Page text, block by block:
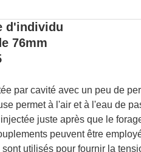
d'individu
76mm
par cavité avec un peu de
permet à l'air et à l'eau de
juste après que le
peuvent être
utilisés pour fournir la